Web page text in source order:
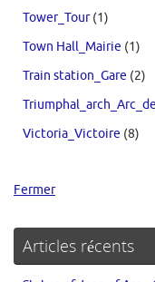
Tower_Tour(1)
Town Hall_Mairie (1)
Train station_Gare (2)
Victoria_Victoire (8)
Fermer
Articles récents